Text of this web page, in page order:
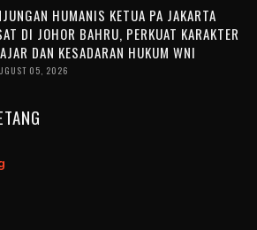
HUMANIS KETUA PA JAKARTA
DI JOHOR BAHRU, PERKUAT KARAKTER
DAN KESADARAN HUKUM WNI
05, 2026